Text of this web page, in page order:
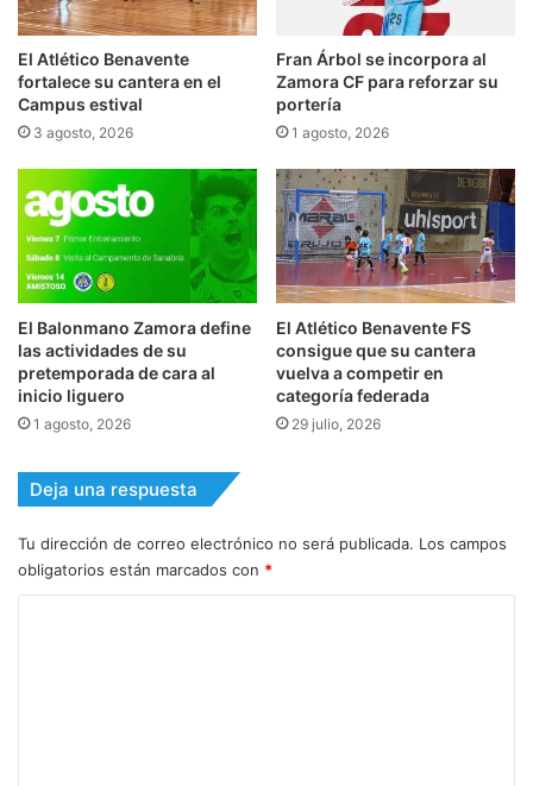
El Atlético Benavente
fortalece su cantera en el
Campus estival
3 agosto, 2026
Fran Árbol se incorpora al
Zamora CF para reforzar su
portería
1 agosto, 2026
El Balonmano Zamora define
las actividades de su
pretemporada de cara al
inicio liguero
1 agosto, 2026
El Atlético Benavente FS
consigue que su cantera
vuelva a competir en
categoría federada
29 julio, 2026
Deja una respuesta
Tu dirección de correo electrónico no será publicada. Los campos
obligatorios están marcados con *